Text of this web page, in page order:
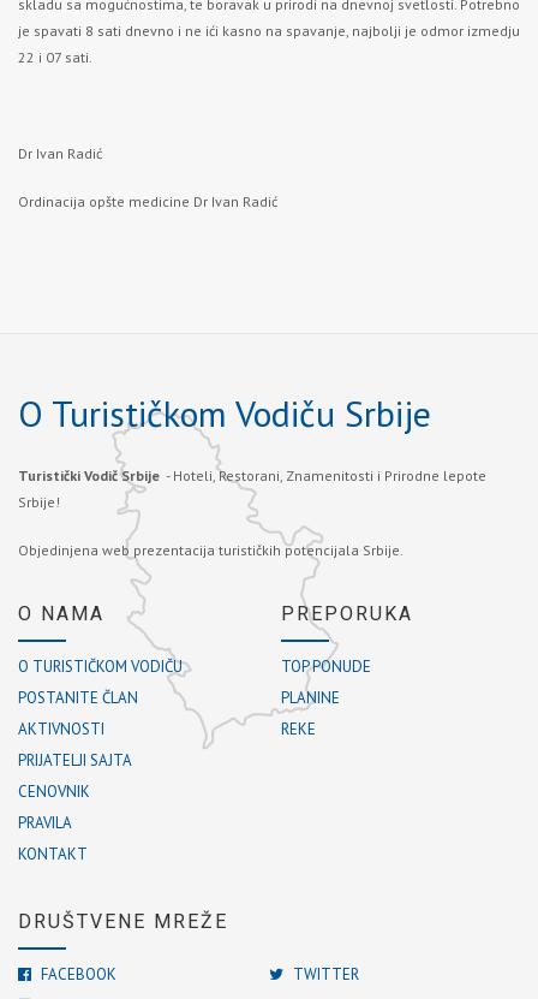
skladu sa mogućnostima, te boravak u prirodi na dnevnoj svetlosti. Potrebno
je spavati 8 sati dnevno i ne ići kasno na spavanje, najbolji je odmor izmedju
22 i 07 sati.
Dr Ivan Radić
Ordinacija opšte medicine Dr Ivan Radić
O Turističkom Vodiču Srbije
Turistički Vodič Srbije - Hoteli, Restorani, Znamenitosti i Prirodne lepote
Srbije!
Objedinjena web prezentacija turističkih potencijala Srbije.
O NAMA
O TURISTIČKOM VODIČU
POSTANITE ČLAN
AKTIVNOSTI
PRIJATELJI SAJTA
CENOVNIK
PRAVILA
KONTAKT
PREPORUKA
TOP PONUDE
PLANINE
REKE
DRUŠTVENE MREŽE
FACEBOOK
TWITTER